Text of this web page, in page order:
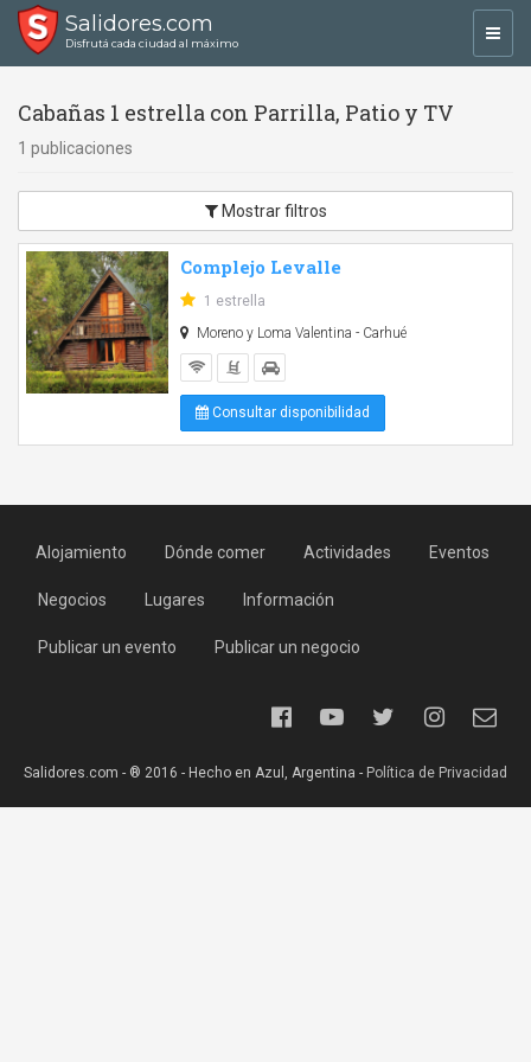
Salidores.com
Disfrutá cada ciudad al máximo
Cabañas 1 estrella con Parrilla, Patio y TV
1 publicaciones
Mostrar filtros
Complejo Levalle
1 estrella
Moreno y Loma Valentina - Carhué
Consultar disponibilidad
Alojamiento Dónde comer Actividades Eventos
Negocios Lugares Información
Publicar un evento Publicar un negocio
Salidores.com - ® 2016 - Hecho en Azul, Argentina - Política de Privacidad